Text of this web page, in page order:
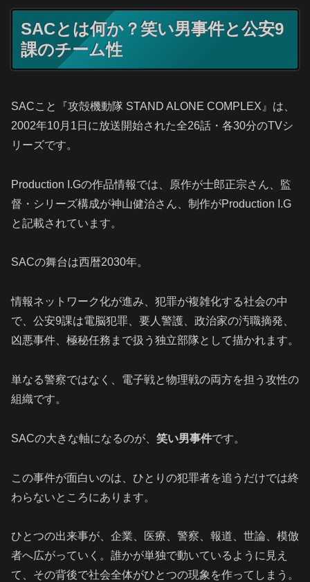
SACとは何か？笑い男事件と公安9
課のチーム性
SACこと『攻殻機動隊 STAND ALONE COMPLEX』は、
2002年10月1日に放送開始された全26話・各30分のTVシ
リーズです。
Production I.Gの作品情報では、原作が士郎正宗さん、監
督・シリーズ構成が神山健治さん、制作がProduction I.G
と記載されています。
SACの舞台は西暦2030年。
情報ネットワーク化が進み、犯罪が複雑化する社会の中
で、公安9課は電脳犯罪、要人警護、政治家の汚職摘発、
凶悪事件、極秘任務まで扱う独立部隊として描かれます。
単なる警察ではなく、電子戦と物理戦の両方を担う攻性の
組織です。
SACの大きな軸になるのが、 笑い男事件です。
この事件が面白いのは、ひとりの犯罪者を追うだけでは終
わらないところにあります。
ひとつの出来事が、企業、医療、警察、報道、世論、模倣
者へ広がっていく。誰かが単独で動いているように見え
て、その背後で社会全体がひとつの現象を作ってしまう。